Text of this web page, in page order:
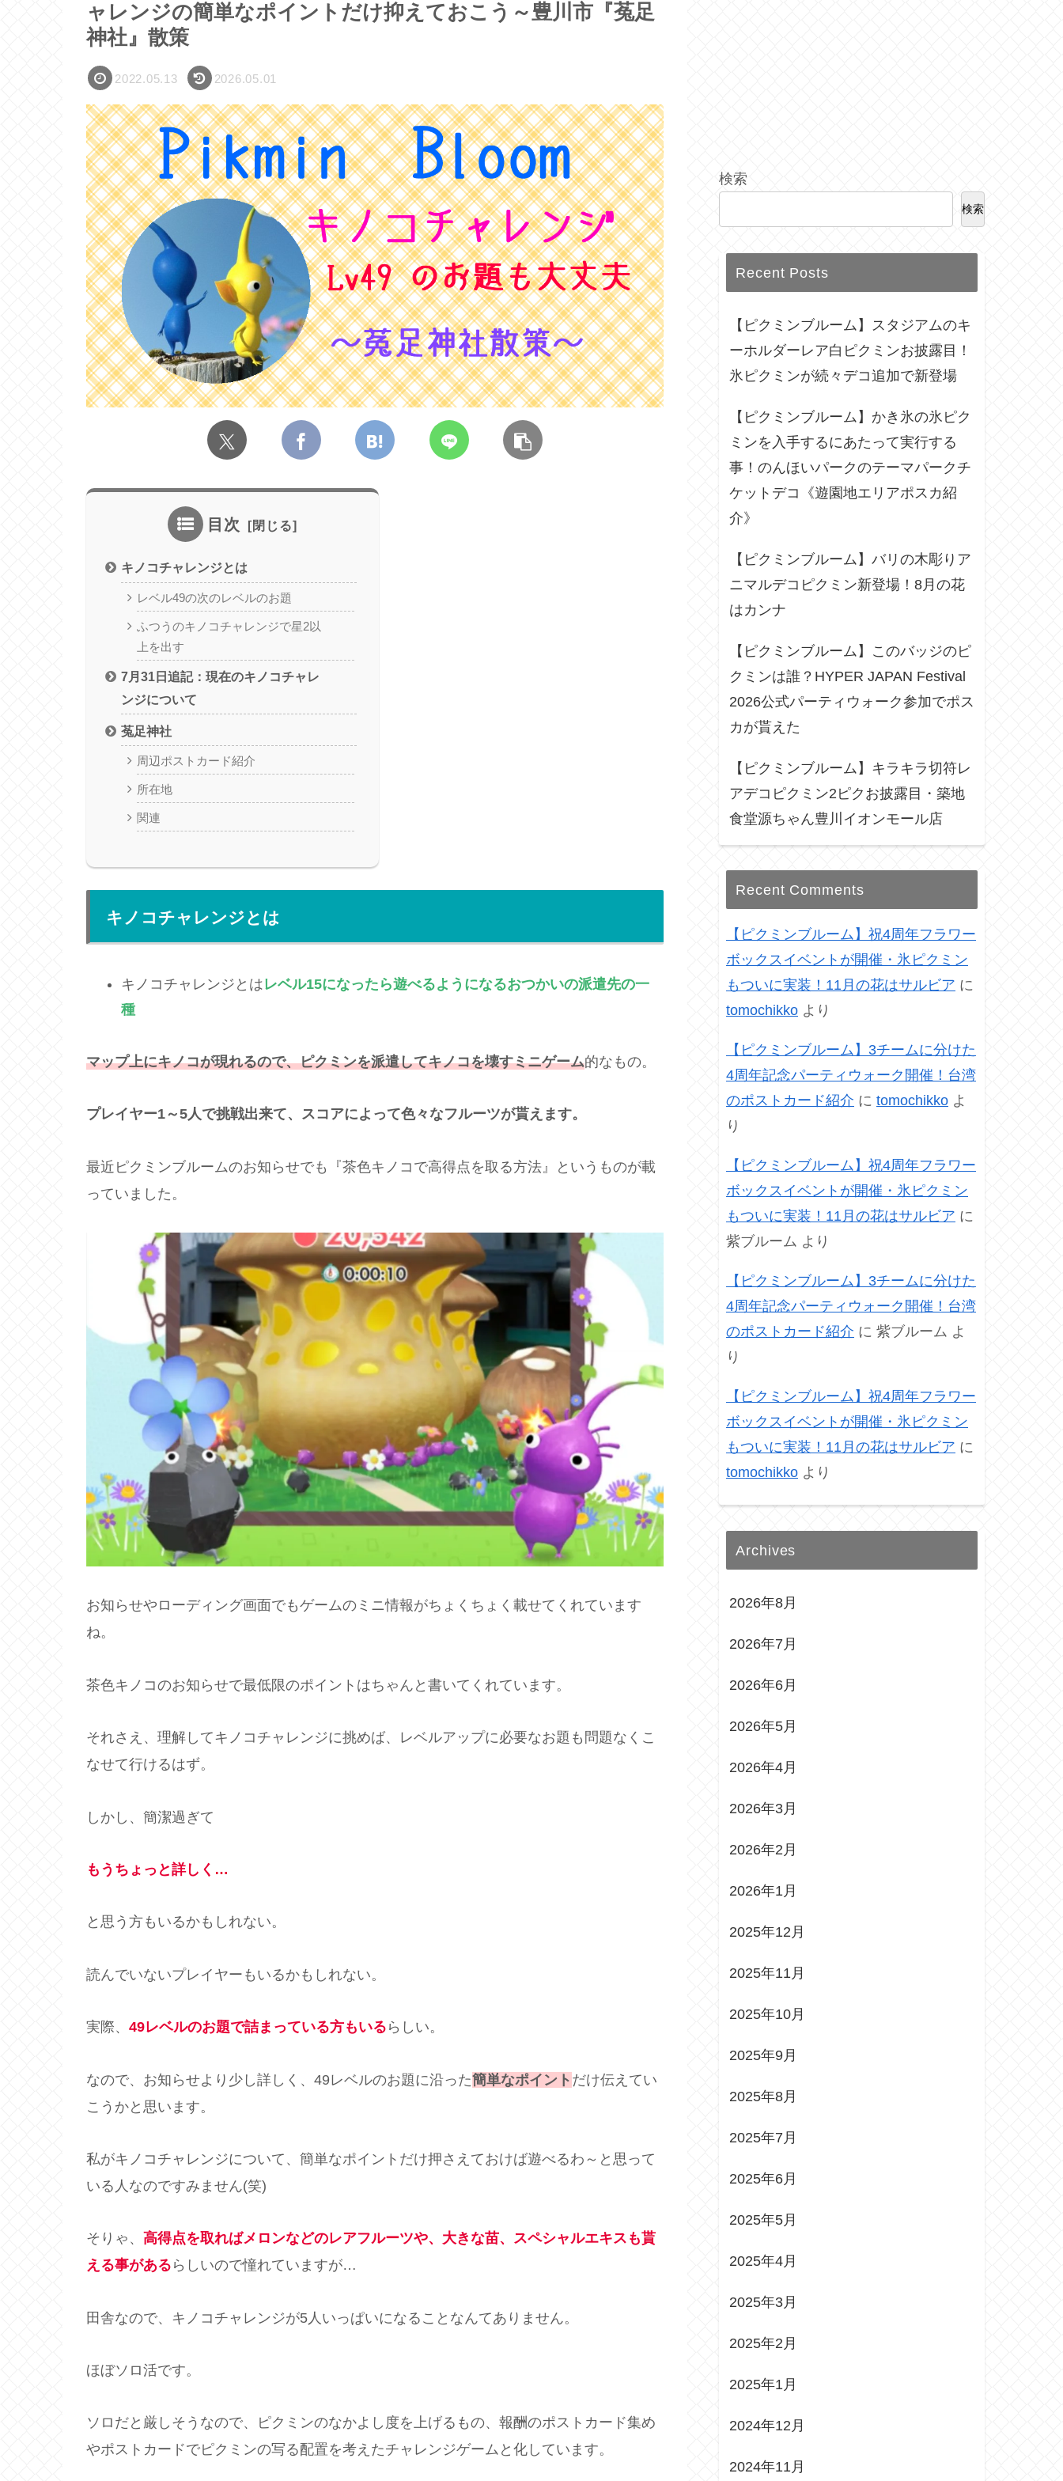
ャレンジの簡単なポイントだけ抑えておこう～豊川市『菟足
神社』散策
2022.05.13 2026.05.01
目次
キノコチャレンジとは
レベル49の次のレベルのお題
ふつうのキノコチャレンジで星2以
上を出す
7月31日追記：現在のキノコチャレ
ンジについて
菟足神社
周辺ポストカード紹介
所在地
関連
キノコチャレンジとは
キノコチャレンジとはレベル15になったら遊べるようになるおつかいの派遣先の一
種
マップ上にキノコが現れるので、ピクミンを派遣してキノコを壊すミニゲーム的なもの。
プレイヤー1～5人で挑戦出来て、スコアによって色々なフルーツが貰えます。
最近ピクミンブルームのお知らせでも『茶色キノコで高得点を取る方法』というものが載
っていました。
お知らせやローディング画面でもゲームのミニ情報がちょくちょく載せてくれています
ね。
茶色キノコのお知らせで最低限のポイントはちゃんと書いてくれています。
それさえ、理解してキノコチャレンジに挑めば、レベルアップに必要なお題も問題なくこ
なせて行けるはず。
しかし、簡潔過ぎて
もうちょっと詳しく…
と思う方もいるかもしれない。
読んでいないプレイヤーもいるかもしれない。
実際、 49レベルのお題で詰まっている方もいる らしい。
なので、お知らせより少し詳しく、49レベルのお題に沿った簡単なポイント だけ伝えてい
こうかと思います。
私がキノコチャレンジについて、簡単なポイントだけ押さえておけば遊べるわ～と思って
いる人なのですみません(笑)
そりゃ、 高得点を取ればメロンなどのレアフルーツや、大きな苗、スペシャルエキスも貰
える事がある らしいので憧れていますが…
田舎なので、キノコチャレンジが5人いっぱいになることなんてありません。
ほぼソロ活です。
ソロだと厳しそうなので、ピクミンのなかよし度を上げるもの、報酬のポストカード集め
やポストカードでピクミンの写る配置を考えたチャレンジゲームと化しています。
検索
検索
Recent Posts
【ピクミンブルーム】スタジアムのキ
ーホルダーレア白ピクミンお披露目！
氷ピクミンが続々デコ追加で新登場
【ピクミンブルーム】かき氷の氷ピク
ミンを入手するにあたって実行する
事！のんほいパークのテーマパークチ
ケットデコ《遊園地エリアポスカ紹
介》
【ピクミンブルーム】バリの木彫りア
ニマルデコピクミン新登場！8月の花
はカンナ
【ピクミンブルーム】このバッジのピ
クミンは誰？HYPER JAPAN Festival
2026公式パーティウォーク参加でポス
カが貰えた
【ピクミンブルーム】キラキラ切符レ
アデコピクミン2ピクお披露目・築地
食堂源ちゃん豊川イオンモール店
Recent Comments
【ピクミンブルーム】祝4周年フラワー
ボックスイベントが開催・氷ピクミン
もついに実装！11月の花はサルビア に
tomochikko より
【ピクミンブルーム】3チームに分けた
4周年記念パーティウォーク開催！台湾
のポストカード紹介 に tomochikko よ
り
【ピクミンブルーム】祝4周年フラワー
ボックスイベントが開催・氷ピクミン
もついに実装！11月の花はサルビア に
紫ブルーム より
【ピクミンブルーム】3チームに分けた
4周年記念パーティウォーク開催！台湾
のポストカード紹介 に 紫ブルーム よ
り
【ピクミンブルーム】祝4周年フラワー
ボックスイベントが開催・氷ピクミン
もついに実装！11月の花はサルビア に
tomochikko より
Archives
2026年8月
2026年7月
2026年6月
2026年5月
2026年4月
2026年3月
2026年2月
2026年1月
2025年12月
2025年11月
2025年10月
2025年9月
2025年8月
2025年7月
2025年6月
2025年5月
2025年4月
2025年3月
2025年2月
2025年1月
2024年12月
2024年11月